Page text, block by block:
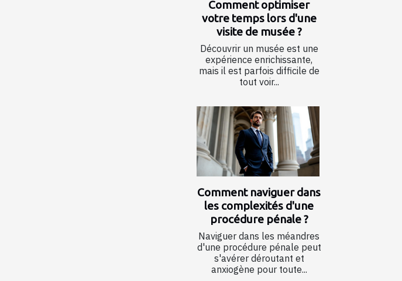
Comment optimiser
votre temps lors d'une
visite de musée ?
Découvrir un musée est une
expérience enrichissante,
mais il est parfois difficile de
tout voir...
Comment naviguer dans
les complexités d'une
procédure pénale ?
Naviguer dans les méandres
d'une procédure pénale peut
s'avérer déroutant et
anxiogène pour toute...